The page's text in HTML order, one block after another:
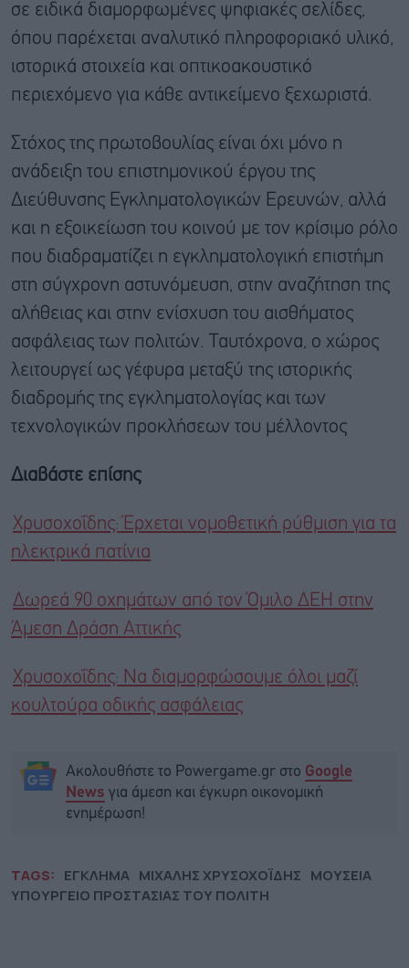
σε ειδικά διαμορφωμένες ψηφιακές σελίδες,
όπου παρέχεται αναλυτικό πληροφοριακό υλικό,
ιστορικά στοιχεία και οπτικοακουστικό
περιεχόμενο για κάθε αντικείμενο ξεχωριστά.
Στόχος της πρωτοβουλίας είναι όχι μόνο η
ανάδειξη του επιστημονικού έργου της
Διεύθυνσης Εγκληματολογικών Ερευνών, αλλά
και η εξοικείωση του κοινού με τον κρίσιμο ρόλο
που διαδραματίζει η εγκληματολογική επιστήμη
στη σύγχρονη αστυνόμευση, στην αναζήτηση της
αλήθειας και στην ενίσχυση του αισθήματος
ασφάλειας των πολιτών. Ταυτόχρονα, ο χώρος
λειτουργεί ως γέφυρα μεταξύ της ιστορικής
διαδρομής της εγκληματολογίας και των
τεχνολογικών προκλήσεων του μέλλοντος
Διαβάστε επίσης
Χρυσοχοΐδης: Έρχεται νομοθετική ρύθμιση για τα
ηλεκτρικά πατίνια
Δωρεά 90 οχημάτων από τον Όμιλο ΔΕΗ στην
Άμεση Δράση Αττικής
Χρυσοχοΐδης: Να διαμορφώσουμε όλοι μαζί
κουλτούρα οδικής ασφάλειας
Ακολουθήστε το Powergame.gr στο Google
News για άμεση και έγκυρη οικονομική
ενημέρωση!
TAGS: ΕΓΚΛΗΜΑ ΜΙΧΑΛΗΣ ΧΡΥΣΟΧΟΪΔΗΣ ΜΟΥΣΕΙΑ
ΥΠΟΥΡΓΕΙΟ ΠΡΟΣΤΑΣΙΑΣ ΤΟΥ ΠΟΛΙΤΗ